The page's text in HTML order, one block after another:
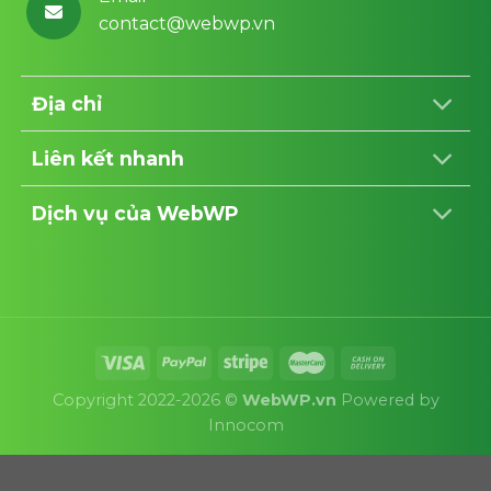
contact@webwp.vn
Địa chỉ
Liên kết nhanh
Dịch vụ của WebWP
Copyright 2022-2026 © WebWP.vn Powered by
Innocom